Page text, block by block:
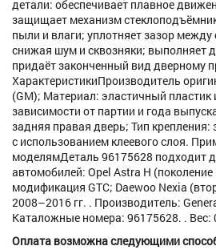
детали: обеспечивает плавное
защищает механизм
пыли и влаги; уплотняет зазор между
снижая шум и сквозняки; выполняет
придаёт законченный вид дверному
ХарактеристикиПроизводитель
(GM); Материал: эластичный пластик
зависимости от партии и года
задняя правая дверь; Тип
с использованием клеевого слоя.
моделямДеталь 96175628 подходит
автомобилей: Opel Astra H (поколение
модификация GTC; Daewoo Nexia
2008–2016 гг. . Производитель:
Каталожные номера: 96175628. . Вес:
Оплата возможна следующими